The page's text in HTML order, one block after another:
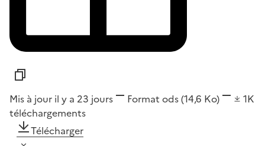
Mis à jour il y a 23 jours Format ods(14,6 Ko)
1K
téléchargements
Télécharger